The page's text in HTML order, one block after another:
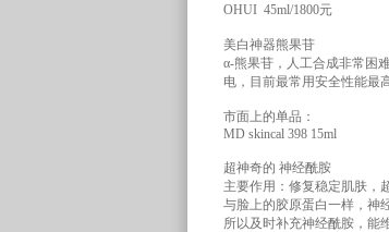
OHUI 45ml/1800元
美白神器熊果苷
α-熊果苷，人工合成非常困
电，目前最常用安全性能最
市面上的单品：
MD skincal 398 15ml
超神奇的 神经酰胺
主要作用：修复稳定肌肤，
与脸上的胶原蛋白一样，神
所以及时补充神经酰胺，能